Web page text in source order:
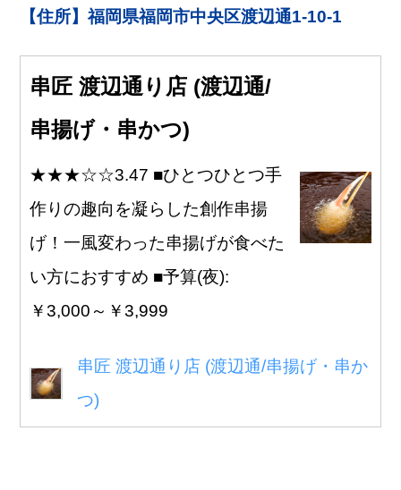
【住所】福岡県福岡市中央区渡辺通1-10-1
串匠 渡辺通り店 (渡辺通/
串揚げ・串かつ)
★★★☆☆3.47 ■ひとつひとつ手
作りの趣向を凝らした創作串揚
げ！一風変わった串揚げが食べた
い方におすすめ ■予算(夜):
￥3,000～￥3,999
串匠 渡辺通り店 (渡辺通/串揚げ・串か
つ)